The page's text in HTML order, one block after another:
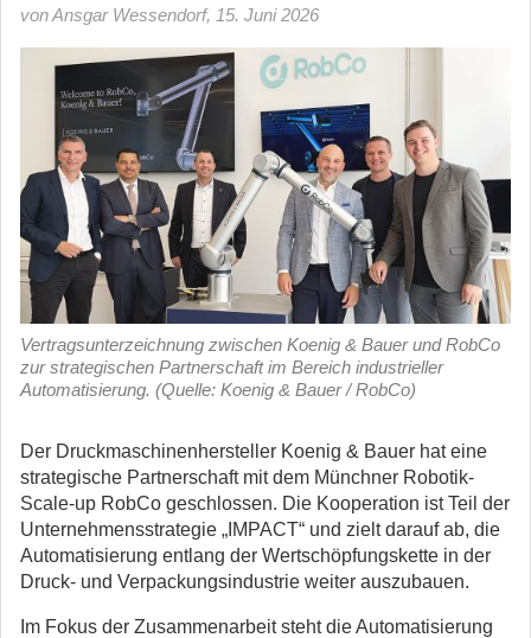
von Ansgar Wessendorf, 15. Juni 2026
Vertragsunterzeichnung zwischen Koenig & Bauer und RobCo
zur strategischen Partnerschaft im Bereich industrieller
Automatisierung. (Quelle: Koenig & Bauer / RobCo)
Der Druckmaschinenhersteller Koenig & Bauer hat eine
strategische Partnerschaft mit dem Münchner Robotik-
Scale-up RobCo geschlossen. Die Kooperation ist Teil der
Unternehmensstrategie „IMPACT“ und zielt darauf ab, die
Automatisierung entlang der Wertschöpfungskette in der
Druck- und Verpackungsindustrie weiter auszubauen.
Im Fokus der Zusammenarbeit steht die Automatisierung